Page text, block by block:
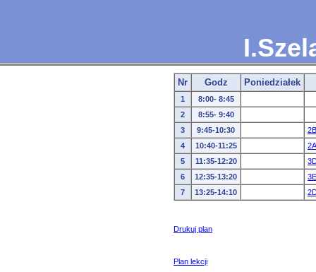
Nr Godz Poniedziałek
1
8:00- 8:45
2
8:55- 9:40
3
9:45-10:30
2B
4
10:40-11:25
2A
5
11:35-12:20
6
12:35-13:20
3E
7
13:25-14:10
Drukuj plan
Plan lekcji